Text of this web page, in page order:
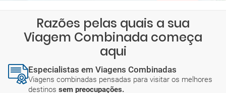
Razões pelas quais a sua
Viagem Combinada começa
aqui
Especialistas em Viagens Combinadas
Viagens combinadas pensadas para visitar os melhores
destinos sem preocupações.